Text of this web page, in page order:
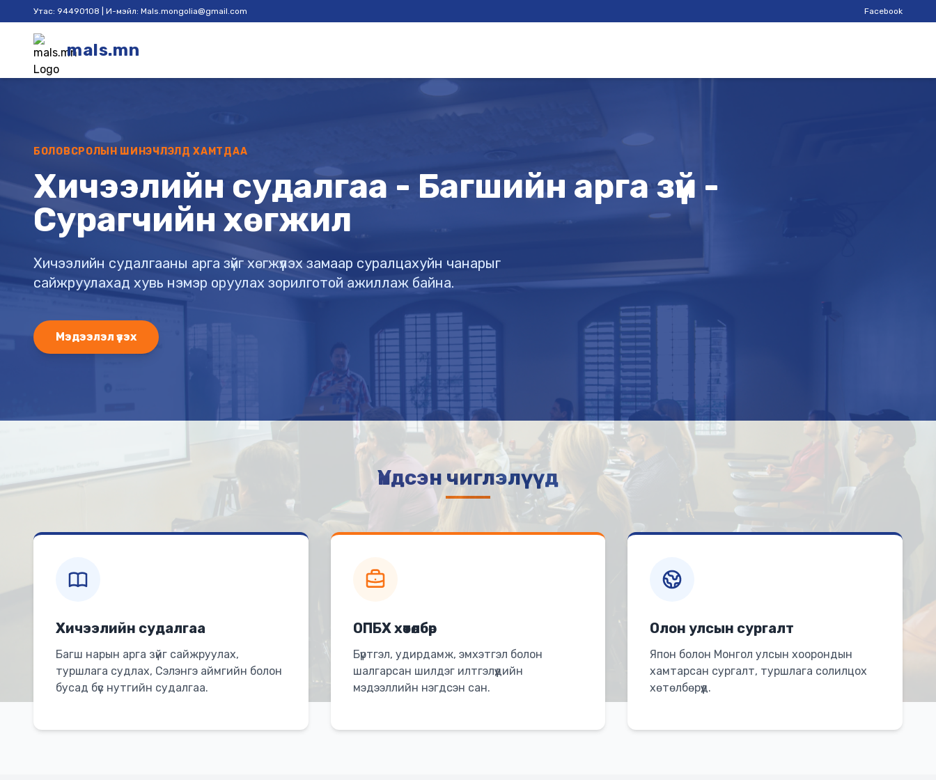
Утас: 94490108 | И-мэйл: Mals.mongolia@gmail.com Facebook
mals.mn
БОЛОВСРОЛЫН ШИНЭЧЛЭЛД ХАМТДАА
Хичээлийн судалгаа - Багшийн арга зүй -
Сурагчийн хөгжил
Хичээлийн судалгааны арга зүйг хөгжүүлэх замаар суралцахуйн чанарыг
сайжруулахад хувь нэмэр оруулах зорилготой ажиллаж байна.
Мэдээлэл үзэх
Үндсэн чиглэлүүд
Хичээлийн судалгаа
Багш нарын арга зүйг сайжруулах,
туршлага судлах, Сэлэнгэ аймгийн болон
бусад бүс нутгийн судалгаа.
ОПБХ хөтөлбөр
Бүртгэл, удирдамж, эмхэтгэл болон
шалгарсан шилдэг илтгэлүүдийн
мэдээллийн нэгдсэн сан.
Олон улсын сургалт
Япон болон Монгол улсын хоорондын
хамтарсан сургалт, туршлага солилцох
хөтөлбөрүүд.